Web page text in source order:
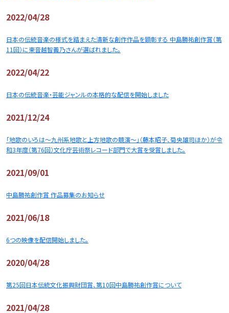
2022/04/28
日本の伝統音楽の様式を踏まえた清新な創作作品を顕彰する 中島勝祐創作賞（第
11回）に東音越智義乃さんが選ばれました。
2022/04/22
日本の伝統音楽・芸能ジャンルの本格的な配信を開始しました
2021/12/24
「地歌のいろは～九州系地歌と上方地歌の競演～」（藤本昭子、菊央雄司ほか）が令
和3年度（第76回）文化庁芸術祭レコード部門で大賞を受賞しました。
2021/09/01
中島勝祐創作賞 作品募集のお知らせ
2021/06/18
6つの映像を配信開始しました。
2020/04/28
第25回日本伝統文化振興財団賞、第10回中島勝祐創作賞について
2021/04/28